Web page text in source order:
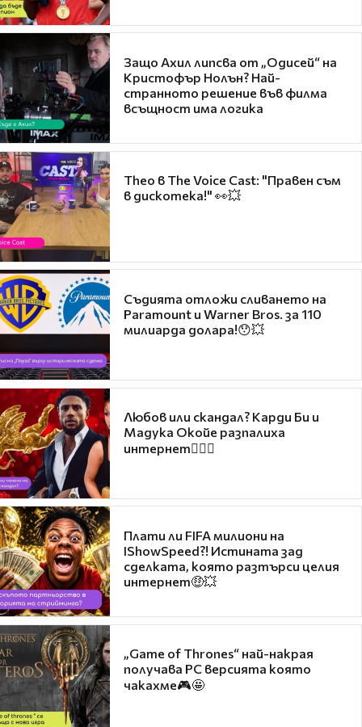
Защо Ахил липсва от „Одисей“ на
Кристофър Нолън? Най-
странното решение във филма
всъщност има логика
Theo в The Voice Cast: "Правен съм
в дискотека!" 👀💥
Съдията отложи сливането на
Paramount и Warner Bros. за 110
милиарда долара!😯💥
Любов или скандал? Карди Би и
Мадука Окойе разпалиха
интернет❤️‍🔥🔥
Плати ли FIFA милиони на
IShowSpeed?! Истината зад
сделката, която разтърси целия
интернет🤑💥
„Game of Thrones“ най-накрая
получава PC версията която
чакахме🎮🤩